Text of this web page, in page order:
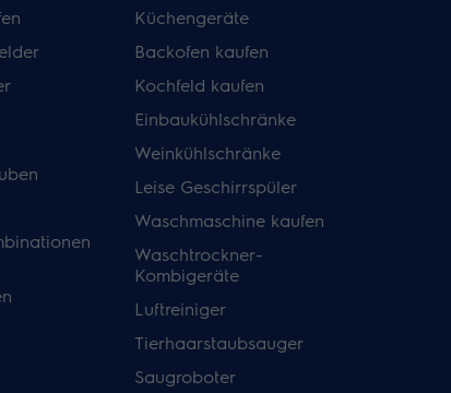
Küchengeräte
Backofen kaufen
Kochfeld kaufen
Einbaukühlschränke
Weinkühlschränke
Leise Geschirrspüler
Waschmaschine kaufen
Waschtrockner-
Kombigeräte
Luftreiniger
Tierhaarstaubsauger
Saugroboter